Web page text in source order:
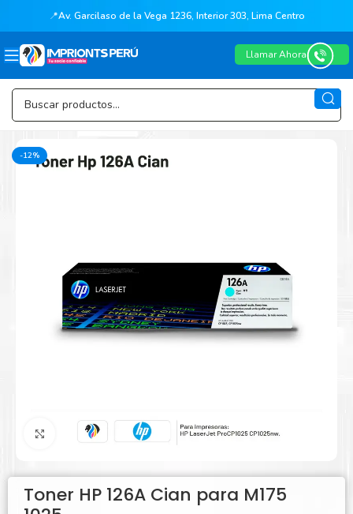
📍Av. Garcilaso de la Vega 1236, Interior 303, Lima Centro
Llamar Ahora
-12%
Agrandar
Toner HP 126A Cian para M175